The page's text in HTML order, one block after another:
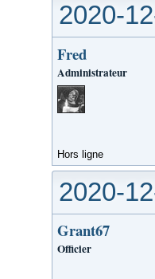
2020-
Fred
Administrateur
Hors ligne
2020-
Grant67
Officier